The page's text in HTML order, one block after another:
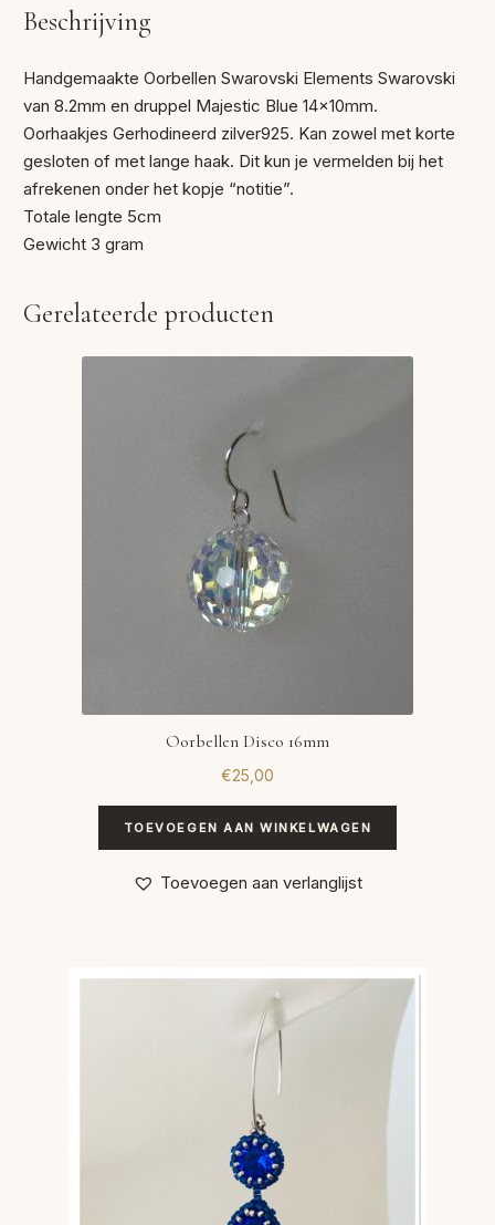
Beschrijving
Handgemaakte Oorbellen Swarovski Elements Swarovski
van 8.2mm en druppel Majestic Blue 14x10mm.
Oorhaakjes Gerhodineerd zilver925. Kan zowel met korte
gesloten of met lange haak. Dit kun je vermelden bij het
afrekenen onder het kopje “notitie”.
Totale lengte 5cm
Gewicht 3 gram
Gerelateerde producten
Oorbellen Disco 16mm
€25,00
TOEVOEGEN AAN WINKELWAGEN
Toevoegen aan verlanglijst